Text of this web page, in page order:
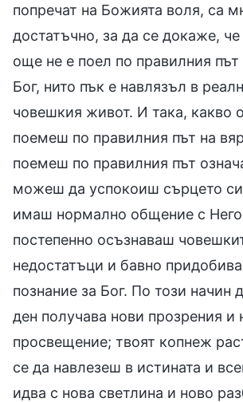
попречат на Божията воля, са
достатъчно, за да се докаже,
още не е поел по правилния път
Бог, нито пък е навлязъл в
човешкия живот. И така, какво
поемеш по правилния път на
поемеш по правилния път
можеш да успокоиш сърцето
имаш нормално общение с
постепенно осъзнаваш
недостатъци и бавно
познание за Бог. По този начин
ден получава нови прозрения и
просвещение; твоят копнеж
се да навлезеш в истината и
идва с нова светлина и ново